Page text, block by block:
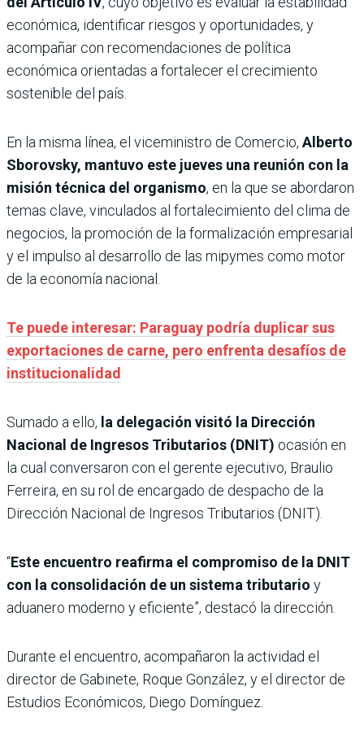
económica, identificar riesgos y oportunidades, y
acompañar con recomendaciones de política
económica orientadas a fortalecer el crecimiento
sostenible del país.
En la misma línea, el viceministro de Comercio, Alberto
Sborovsky, mantuvo este jueves una reunión con la
misión técnica del organismo, en la que se abordaron
temas clave, vinculados al fortalecimiento del clima de
negocios, la promoción de la formalización empresarial
y el impulso al desarrollo de las mipymes como motor
de la economía nacional.
Te puede interesar: Paraguay podría duplicar sus
exportaciones de carne, pero enfrenta desafíos de
institucionalidad
Sumado a ello, la delegación visitó la Dirección
Nacional de Ingresos Tributarios (DNIT) ocasión en
la cual conversaron con el gerente ejecutivo, Braulio
Ferreira, en su rol de encargado de despacho de la
Dirección Nacional de Ingresos Tributarios (DNIT).
“Este encuentro reafirma el compromiso de la DNIT
con la consolidación de un sistema tributario y
aduanero moderno y eficiente”, destacó la dirección.
Durante el encuentro, acompañaron la actividad el
director de Gabinete, Roque González, y el director de
Estudios Económicos, Diego Domínguez.